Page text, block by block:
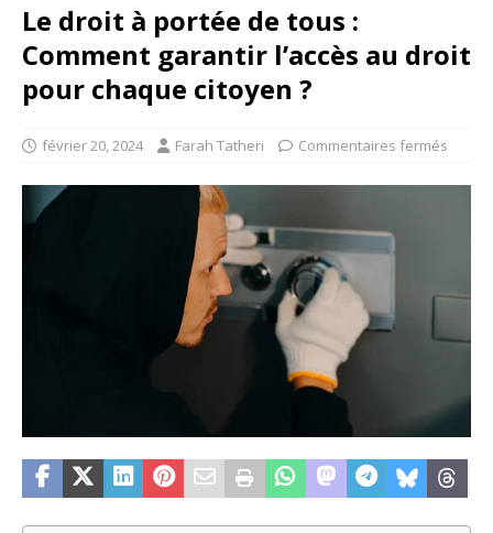
Le droit à portée de tous :
Comment garantir l’accès au droit
pour chaque citoyen ?
février 20, 2024 Farah Tatheri Commentaires fermés